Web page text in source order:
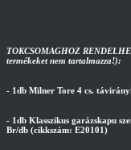
TOKCSOMAGHOZ
termékeket nem tartalmazza!):
- 1db Milner Tore 4 cs.
- 1db Klasszikus garázskapu
Br/db (cikkszám: E20101)